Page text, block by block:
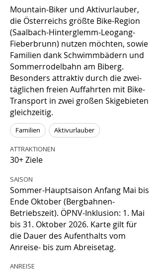
Mountain-Biker und Aktivurlauber,
die Österreichs größte Bike-Region
(Saalbach-Hinterglemm-Leogang-
Fieberbrunn) nutzen möchten, sowie
Familien dank Schwimmbädern und
Sommerrodelbahn am Biberg.
Besonders attraktiv durch die zwei-
täglichen freien Auffahrten mit Bike-
Transport in zwei großen Skigebieten
gleichzeitig.
Familien Aktivurlauber
ATTRAKTIONEN
30+ Ziele
SAISON
Sommer-Hauptsaison Anfang Mai bis
Ende Oktober (Bergbahnen-
Betriebszeit). ÖPNV-Inklusion: 1. Mai
bis 31. Oktober 2026. Karte gilt für
die Dauer des Aufenthalts vom
Anreise- bis zum Abreisetag.
ANREISE